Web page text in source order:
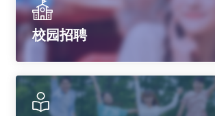
校园招聘